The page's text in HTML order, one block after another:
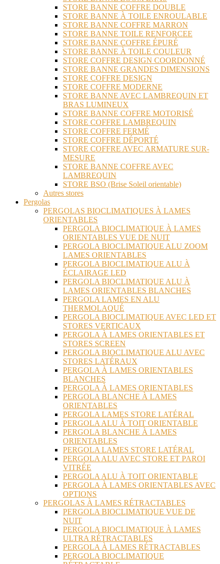
STORE BANNE COFFRE DOUBLE
STORE BANNE À TOILE ENROULABLE
STORE BANNE COFFRE MARRON
STORE BANNE TOILE RENFORCEE
STORE BANNE COFFRE ÉPURÉ
STORE BANNE À TOILE COULEUR
STORE COFFRE DESIGN COORDONNÉ
STORE BANNE GRANDES DIMENSIONS
STORE COFFRE DESIGN
STORE COFFRE MODERNE
STORE BANNE AVEC LAMBREQUIN ET
BRAS LUMINEUX
STORE BANNE COFFRE MOTORISÉ
STORE COFFRE LAMBREQUIN
STORE COFFRE FERMÉ
STORE COFFRE DÉPORTÉ
STORE COFFRE AVEC ARMATURE SUR-
MESURE
STORE BANNE COFFRE AVEC
LAMBREQUIN
STORE BSO (Brise Soleil orientable)
Autres stores
Pergolas
PERGOLAS BIOCLIMATIQUES À LAMES
ORIENTABLES
PERGOLA BIOCLIMATIQUE À LAMES
ORIENTABLES VUE DE NUIT
PERGOLA BIOCLIMATIQUE ALU ZOOM
LAMES ORIENTABLES
PERGOLA BIOCLIMATIQUE ALU À
ÉCLAIRAGE LED
PERGOLA BIOCLIMATIQUE ALU À
LAMES ORIENTABLES BLANCHES
PERGOLA LAMES EN ALU
THERMOLAQUÉ
PERGOLA BIOCLIMATIQUE AVEC LED ET
STORES VERTICAUX
PERGOLA À LAMES ORIENTABLES ET
STORES SCREEN
PERGOLA BIOCLIMATIQUE ALU AVEC
STORES LATÉRAUX
PERGOLA À LAMES ORIENTABLES
BLANCHES
PERGOLA À LAMES ORIENTABLES
PERGOLA BLANCHE À LAMES
ORIENTABLES
PERGOLA LAMES STORE LATÉRAL
PERGOLA ALU À TOIT ORIENTABLE
PERGOLA BLANCHE À LAMES
ORIENTABLES
PERGOLA LAMES STORE LATÉRAL
PERGOLA ALU AVEC STORE ET PAROI
VITRÉE
PERGOLA ALU À TOIT ORIENTABLE
PERGOLA À LAMES ORIENTABLES AVEC
OPTIONS
PERGOLAS À LAMES RÉTRACTABLES
PERGOLA BIOCLIMATIQUE VUE DE
NUIT
PERGOLA BIOCLIMATIQUE À LAMES
ULTRA RÉTRACTABLES
PERGOLA À LAMES RÉTRACTABLES
PERGOLA BIOCLIMATIQUE